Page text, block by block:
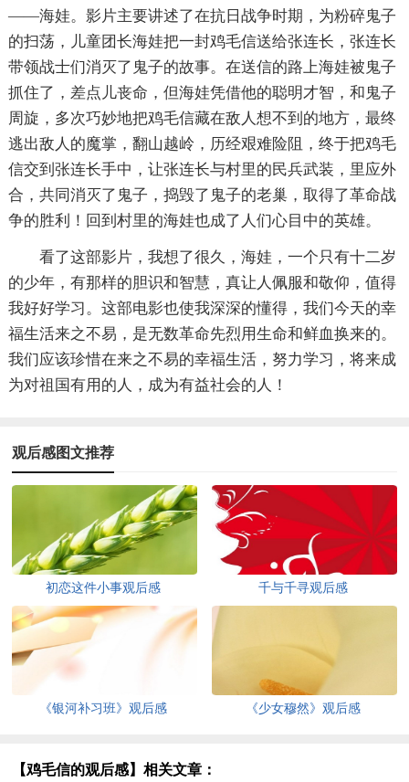
——海娃。影片主要讲述了在抗日战争时期，为粉碎鬼子
的扫荡，儿童团长海娃把一封鸡毛信送给张连长，张连长
带领战士们消灭了鬼子的故事。在送信的路上海娃被鬼子
抓住了，差点儿丧命，但海娃凭借他的聪明才智，和鬼子
周旋，多次巧妙地把鸡毛信藏在敌人想不到的地方，最终
逃出敌人的魔掌，翻山越岭，历经艰难险阻，终于把鸡毛
信交到张连长手中，让张连长与村里的民兵武装，里应外
合，共同消灭了鬼子，捣毁了鬼子的老巢，取得了革命战
争的胜利！回到村里的海娃也成了人们心目中的英雄。
看了这部影片，我想了很久，海娃，一个只有十二岁
的少年，有那样的胆识和智慧，真让人佩服和敬仰，值得
我好好学习。这部电影也使我深深的懂得，我们今天的幸
福生活来之不易，是无数革命先烈用生命和鲜血换来的。
我们应该珍惜在来之不易的幸福生活，努力学习，将来成
为对祖国有用的人，成为有益社会的人！
观后感图文推荐
初恋这件小事观后感 千与千寻观后感
《银河补习班》观后感 《少女穆然》观后感
【鸡毛信的观后感】相关文章：